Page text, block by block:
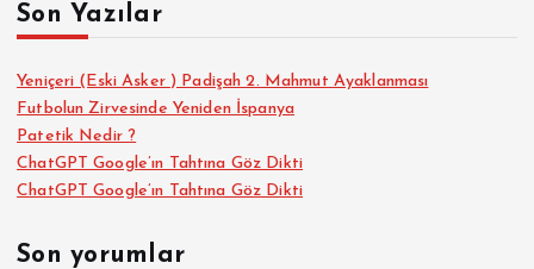
Son Yazılar
Yeniçeri (Eski Asker ) Padişah 2. Mahmut Ayaklanması
Futbolun Zirvesinde Yeniden İspanya
Patetik Nedir ?
ChatGPT Google’ın Tahtına Göz Dikti
ChatGPT Google’ın Tahtına Göz Dikti
Son yorumlar